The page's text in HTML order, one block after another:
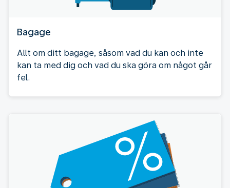
Bagage
Allt om ditt bagage, såsom vad du kan och inte
kan ta med dig och vad du ska göra om något går
fel.